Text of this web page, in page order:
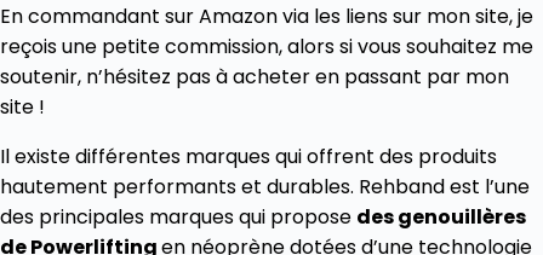
En commandant sur Amazon via les liens sur mon site, je
reçois une petite commission, alors si vous souhaitez me
soutenir, n’hésitez pas à acheter en passant par mon
site !
Il existe différentes marques qui offrent des produits
hautement performants et durables. Rehband est l’une
des principales marques qui propose des genouillères
de Powerliftingen néoprène dotées d’une technologie